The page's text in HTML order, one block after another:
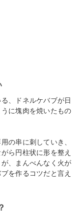
、ドネルケバブが日
に塊肉を焼いたもの
の串に刺していき、
ら円柱状に形を整え
、まんべんなく火が
を作るコツだと言え